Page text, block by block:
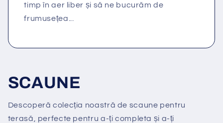
timp în aer liber și să ne bucurăm de
frumusețea...
SCAUNE
Descoperă colecția noastră de scaune pentru
terasă, perfecte pentru a-ți completa și a-ți